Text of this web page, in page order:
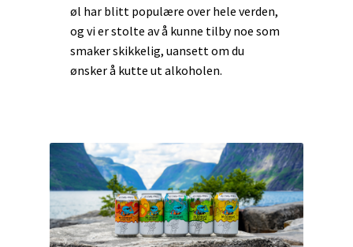
øl har blitt populære over hele verden,
og vi er stolte av å kunne tilby noe som
smaker skikkelig, uansett om du
ønsker å kutte ut alkoholen.